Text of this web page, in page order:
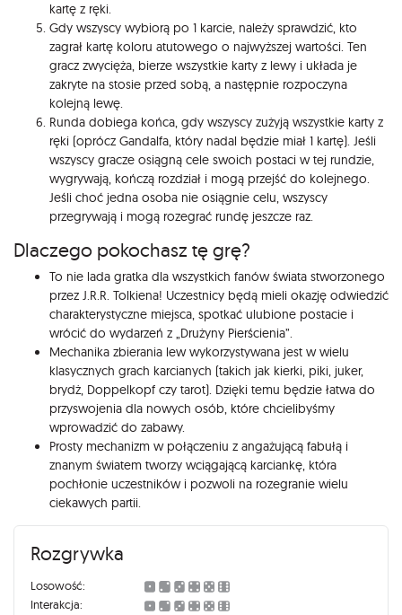
kartę z ręki.
Gdy wszyscy wybiorą po 1 karcie, należy sprawdzić, kto
zagrał kartę koloru atutowego o najwyższej wartości. Ten
gracz zwycięża, bierze wszystkie karty z lewy i układa je
zakryte na stosie przed sobą, a następnie rozpoczyna
kolejną lewę.
Runda dobiega końca, gdy wszyscy zużyją wszystkie karty z
ręki (oprócz Gandalfa, który nadal będzie miał 1 kartę). Jeśli
wszyscy gracze osiągną cele swoich postaci w tej rundzie,
wygrywają, kończą rozdział i mogą przejść do kolejnego.
Jeśli choć jedna osoba nie osiągnie celu, wszyscy
przegrywają i mogą rozegrać rundę jeszcze raz.
Dlaczego pokochasz tę grę?
To nie lada gratka dla wszystkich fanów świata stworzonego
przez J.R.R. Tolkiena! Uczestnicy będą mieli okazję odwiedzić
charakterystyczne miejsca, spotkać ulubione postacie i
wrócić do wydarzeń z „Drużyny Pierścienia”.
Mechanika zbierania lew wykorzystywana jest w wielu
klasycznych grach karcianych (takich jak kierki, piki, juker,
brydż, Doppelkopf czy tarot). Dzięki temu będzie łatwa do
przyswojenia dla nowych osób, które chcielibyśmy
wprowadzić do zabawy.
Prosty mechanizm w połączeniu z angażującą fabułą i
znanym światem tworzy wciągającą karciankę, która
pochłonie uczestników i pozwoli na rozegranie wielu
ciekawych partii.
Rozgrywka
Losowość:
Interakcja: